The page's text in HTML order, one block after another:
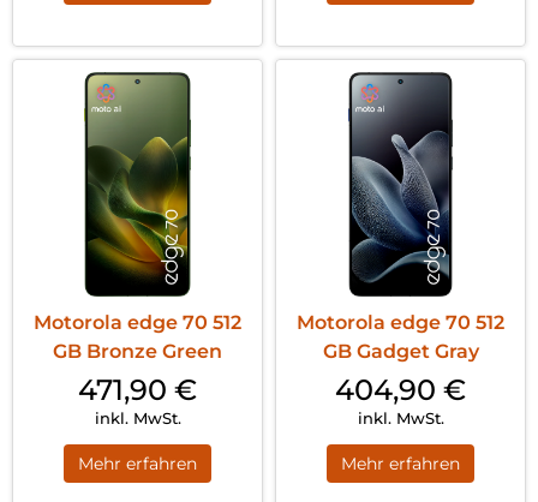
Motorola edge 70 512
GB Bronze Green
471,90 €
inkl. MwSt.
Mehr erfahren
Motorola edge 70 512
GB Gadget Gray
404,90 €
inkl. MwSt.
Mehr erfahren